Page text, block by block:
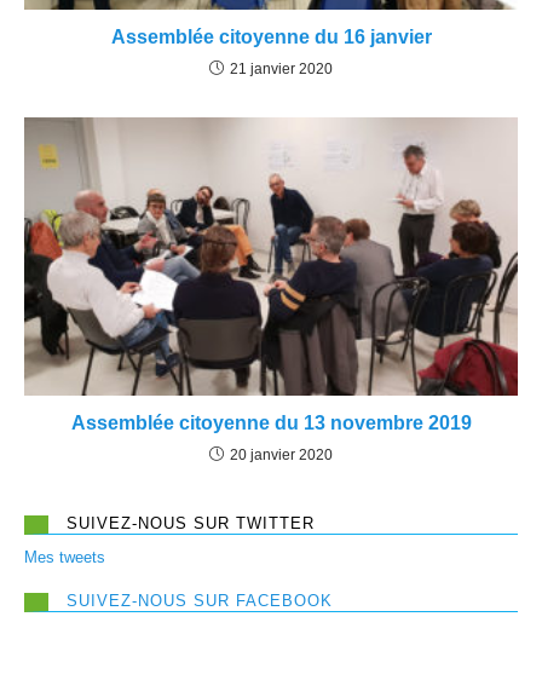
Assemblée citoyenne du 16 janvier
21 janvier 2020
Assemblée citoyenne du 13 novembre 2019
20 janvier 2020
SUIVEZ-NOUS SUR TWITTER
Mes tweets
SUIVEZ-NOUS SUR FACEBOOK